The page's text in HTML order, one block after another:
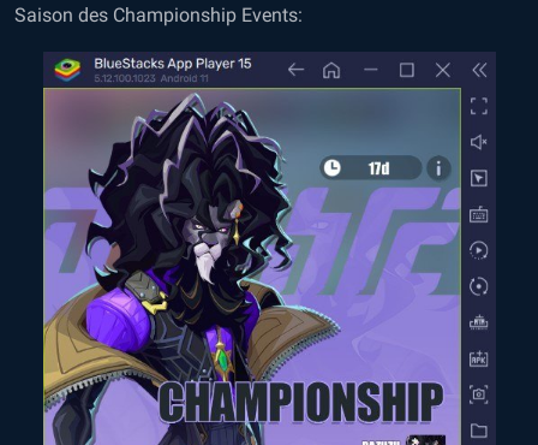
Saison des Championship Events: